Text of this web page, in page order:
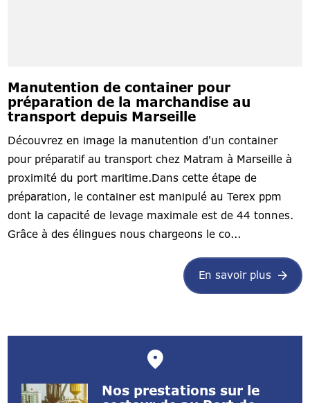
Manutention de container pour
préparation de la marchandise au
transport depuis Marseille
Découvrez en image la manutention d'un container
pour préparatif au transport chez Matram à Marseille à
proximité du port maritime.Dans cette étape de
préparation, le container est manipulé au Terex ppm
dont la capacité de levage maximale est de 44 tonnes.
Grâce à des élingues nous chargeons le co...
En savoir plus
Nos prestations sur le